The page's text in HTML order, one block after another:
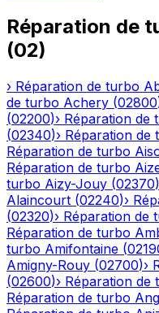
Réparation de
(02)
› Réparation de turbo
de turbo Achery (02800
(02200)› Réparation de
(02340)› Réparation de
Réparation de turbo
Réparation de turbo
turbo Aizy-Jouy (02370)
Alaincourt (02240)›
(02320)› Réparation de
Réparation de turbo
turbo Amifontaine (
Amigny-Rouy (02700)›
(02600)› Réparation de
Réparation de turbo